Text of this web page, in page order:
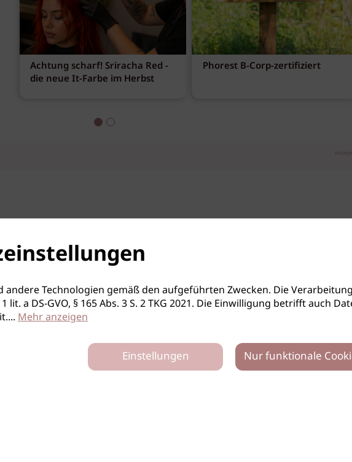
Achtung scharf! Sriracha Red -
die neue It-Farbe im Herbst
Phorest B-Corp-zertifiziert
Anzeige
andere Technologien gemäß den aufgeführten Zwecken. Die
lit. a DS-GVO, § 165 Abs. 3 S. 2 TKG 2021. Die Einwilligung betrifft auch
... Mehr anzeigen
Einstellungen Nur funktionale